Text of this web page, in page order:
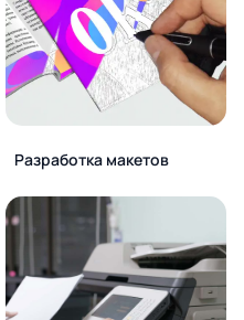
Разработка макетов